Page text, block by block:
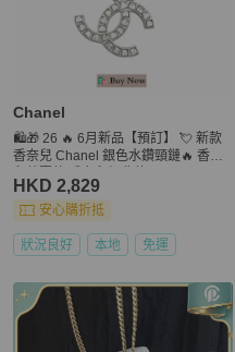
Chanel
🛍️🎁 26 🔥 6月新品【預訂】 💘 新款
香奈兒 Chanel 銀色水鑽頸鏈🔥 香奈
CKLACE
HKD 2,829
安心購折抵
狀況良好 本地 免運